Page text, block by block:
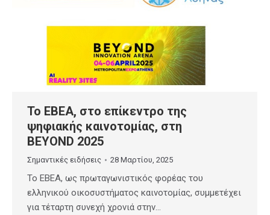
Το ΕΒΕΑ, στο επίκεντρο της
ψηφιακής καινοτομίας, στη
BEYOND 2025
Σημαντικές ειδήσεις 28 Μαρτίου, 2025
Το ΕΒΕΑ, ως πρωταγωνιστικός φορέας του
ελληνικού οικοσυστήματος καινοτομίας, συμμετέχει
για τέταρτη συνεχή χρονιά στην…